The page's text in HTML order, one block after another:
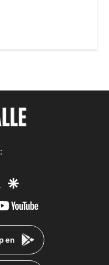
twittergoogle
youtube-
en